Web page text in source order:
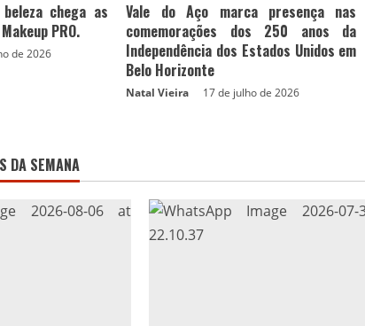
chega as
PRO.
de 2026
Vale do Aço marca presença nas
comemorações dos 250 anos da
Independência dos Estados Unidos em
Belo Horizonte
Natal Vieira 17 de julho de 2026
DA SEMANA